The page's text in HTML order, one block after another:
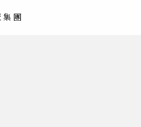
團